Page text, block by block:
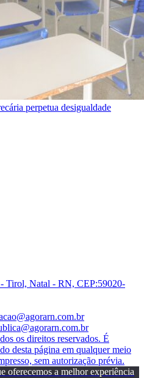
perpetua desigualdade
Tirol, Natal - RN, CEP:59020-
os direitos reservados. É
desta página em qualquer meio
sem autorização prévia.
oferecemos a melhor experiência